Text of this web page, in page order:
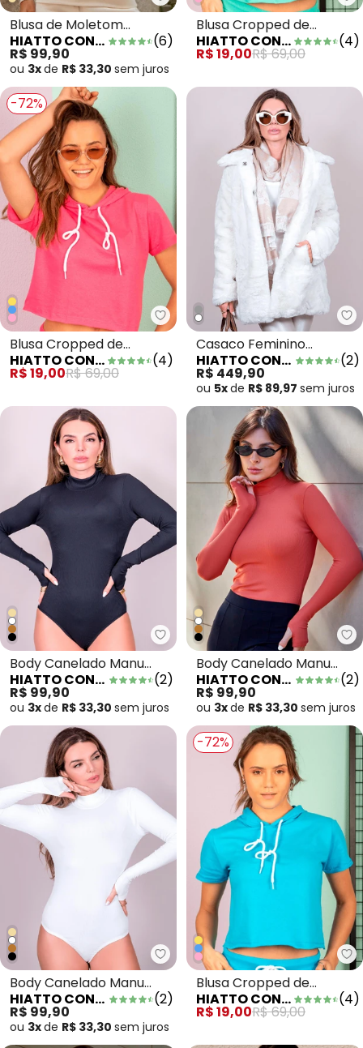
Hiatto Confecção - Blusa de
Blusa de Moletom
Peluciado Feminino Off
White
HIATTO CONFECÇÃO (6)
R$ 99,90
ou 3xde R$ 33,30 sem juros
Blusa Cropped de
Moletinho Turquesa
HIATTO CONFECÇÃO (4)
R$ 19,00R$ 69,00
-72%
Hiatto Confecção - Blusa
Blusa Cropped de
Moletinho Rosa
HIATTO CONFECÇÃO (4)
R$ 19,00R$ 69,00
Casaco Feminino
Alongado em Pelo Off
White
HIATTO CONFECÇÃO (2)
R$ 449,90
ou 5xde R$ 89,97 sem juros
Hiatto Confecção - Body
Body Canelado Manu
Manga Longa Preto
HIATTO CONFECÇÃO (2)
R$ 99,90
ou 3xde R$ 33,30 sem juros
Body Canelado Manu
Manga Longa Telha
HIATTO CONFECÇÃO (2)
R$ 99,90
ou 3xde R$ 33,30 sem juros
Hiatto Confecção - Body
Body Canelado Manu
Manga Longa Off White
HIATTO CONFECÇÃO (2)
R$ 99,90
ou 3xde R$ 33,30 sem juros
-72%
Blusa Cropped de
Moletinho AzulHIATTO CONFECÇÃO (4)
R$ 19,00R$ 69,00